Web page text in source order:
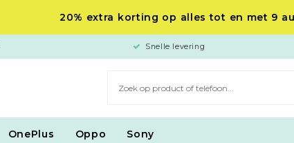
20% extra korting op alles tot en met 9
Snelle levering
OnePlus Oppo Sony